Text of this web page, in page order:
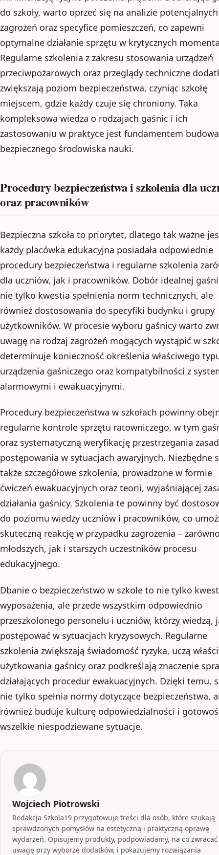
do szkoły, warto oprzeć się na analizie potencjalnych
zagrożeń oraz specyfice pomieszczeń, co zapewni
optymalne działanie sprzętu w krytycznych
Regularne szkolenia z zakresu stosowania urządzeń
przeciwpożarowych oraz przeglądy techniczne
zwiększają poziom bezpieczeństwa, czyniąc szkołę
miejscem, gdzie każdy czuje się chroniony. Taka
kompleksowa wiedza o rodzajach gaśnic i ich
zastosowaniu w praktyce jest fundamentem
bezpiecznego środowiska nauki.
Procedury bezpieczeństwa i szkolenia dla
oraz pracowników
Bezpieczna szkoła to priorytet, dlatego tak ważne
każdy placówka edukacyjna posiadała odpowiednie
procedury bezpieczeństwa i regularne szkolenia
dla uczniów, jak i pracowników. Dobór idealnej
nie tylko kwestia spełnienia norm technicznych, ale
również dostosowania do specyfiki budynku i grupy
użytkowników. W procesie wyboru gaśnicy warto
uwagę na rodzaj zagrożeń mogących wystąpić w
determinuje konieczność określenia właściwego
urządzenia gaśniczego oraz kompatybilności z
alarmowymi i ewakuacyjnymi.
Procedury bezpieczeństwa w szkołach powinny
regularne kontrole sprzętu ratowniczego, w tym
oraz systematyczną weryfikację przestrzegania zasad
postępowania w sytuacjach awaryjnych. Niezbędne
także szczegółowe szkolenia, prowadzone w formie
ćwiczeń ewakuacyjnych oraz teorii, wyjaśniającej
działania gaśnicy. Szkolenia te powinny być
do poziomu wiedzy uczniów i pracowników, co
skuteczną reakcję w przypadku zagrożenia –
młodszych, jak i starszych uczestników procesu
edukacyjnego.
Dbanie o bezpieczeństwo w szkole to nie tylko
wyposażenia, ale przede wszystkim odpowiednio
przeszkolonego personelu i uczniów, którzy wiedzą,
postępować w sytuacjach kryzysowych. Regularne
szkolenia zwiększają świadomość ryzyka, uczą
użytkowania gaśnicy oraz podkreślają znaczenie
działających procedur ewakuacyjnych. Dzięki temu,
nie tylko spełnia normy dotyczące bezpieczeństwa,
również buduje kulturę odpowiedzialności i
wszelkie niespodziewane sytuacje.
Wojciech Piotrowski
Redakcja Szkola19 przygotowuje treści dla osób, które szukają
sprawdzonych pomysłów na estetyczną i praktyczną oprawę
wydarzeń. Opisujemy produkty, podpowiadamy, na co zwracać
uwagę przy wyborze dodatków, i pokazujemy rozwiązania